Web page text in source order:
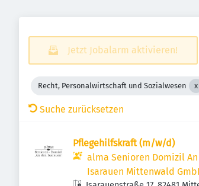
Jetzt Jobalarm aktivieren!
Recht, Personalwirtschaft und Sozialwesen
Suche zurücksetzen
Pflegehilfskraft (m/w/d)
alma Senioren Domizil
Isarauen Mittenwald